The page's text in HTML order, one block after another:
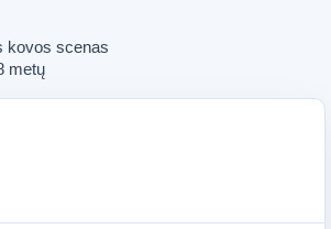
kovos scenas
metų